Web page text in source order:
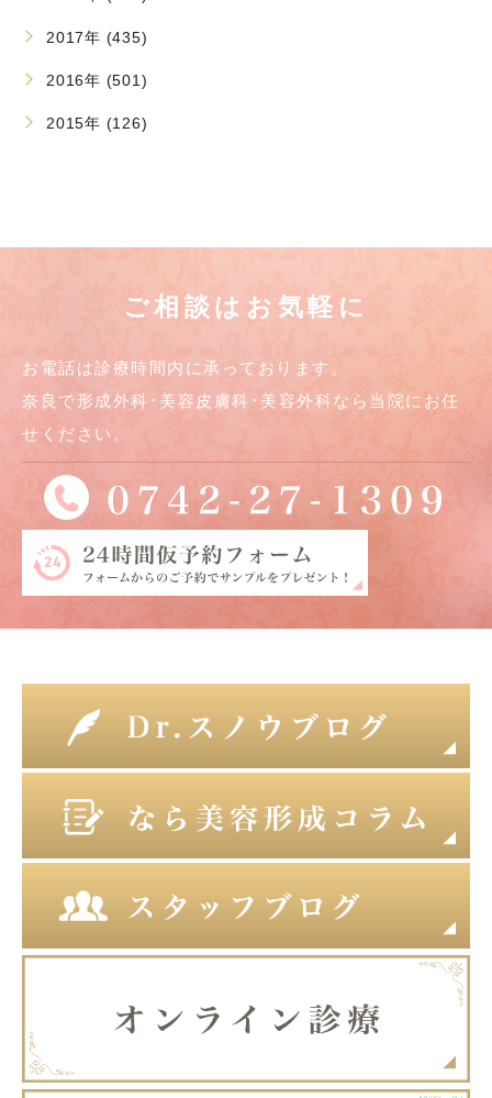
2017年 (435)
2016年 (501)
2015年 (126)
ご相談はお気軽に
お電話は診療時間内に承っております。
奈良で形成外科･美容皮膚科･美容外科なら当院にお任
せください。